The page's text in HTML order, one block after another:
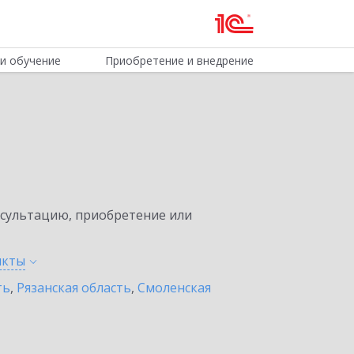
обучение Приобретение и внедрение
приобретение или
, Рязанская область, Смоленская